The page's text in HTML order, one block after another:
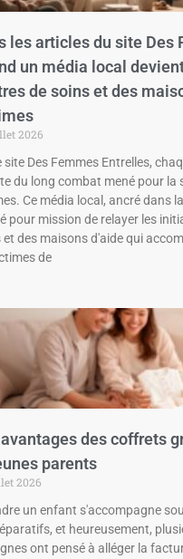
les articles du site Des
un média local
de soins et des
2026
site Des Femmes Entrelles,
du long combat mené pour la
Ce média local, ancré dans
pour mission de relayer les
et des maisons d'aide qui
de
des coffrets
parents
2026
un enfant s'accompagne
et heureusement,
ont pensé à alléger la